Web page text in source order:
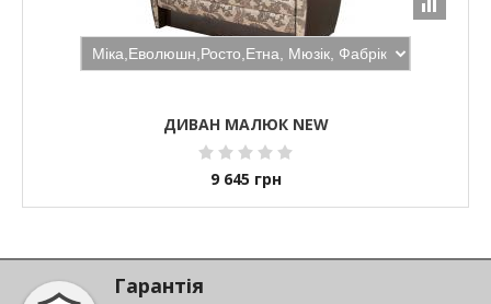
ДИВАН МАЛЮК NEW
9 645 грн
Гарантія